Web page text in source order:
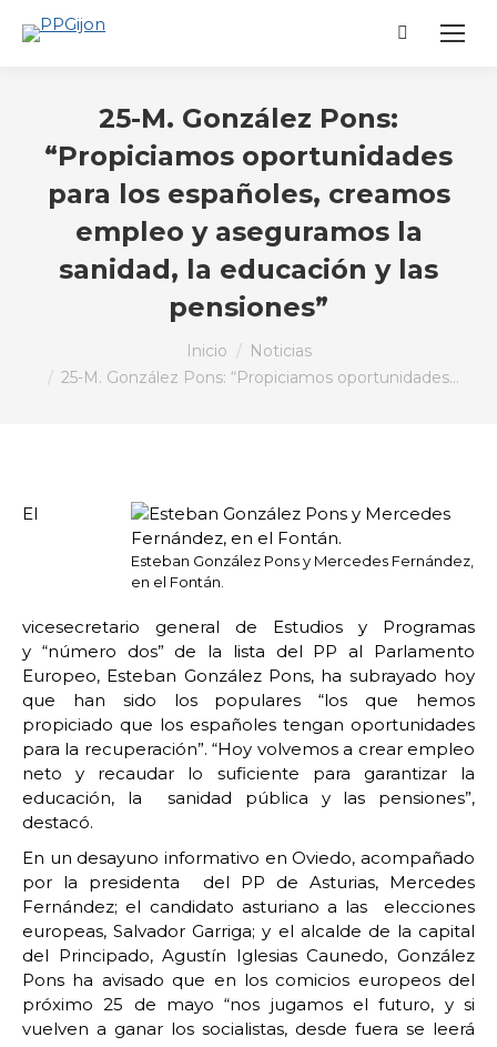
Buscar:
25-M. González Pons:
“Propiciamos oportunidades
para los españoles, creamos
empleo y aseguramos la
sanidad, la educación y las
pensiones”
Inicio
Noticias
25-M. González Pons: “Propiciamos oportunidades…
Esteban González Pons y Mercedes Fernández,
en el Fontán.
El
vicesecretario general de Estudios y Programas
y “número dos” de la lista del PP al Parlamento
Europeo, Esteban González Pons, ha subrayado hoy
que han sido los populares “los que hemos
propiciado que los españoles tengan oportunidades
para la recuperación”. “Hoy volvemos a crear empleo
neto y recaudar lo suficiente para garantizar la
educación, la sanidad pública y las pensiones”,
destacó.
En un desayuno informativo en Oviedo, acompañado
por la presidenta del PP de Asturias, Mercedes
Fernández; el candidato asturiano a las elecciones
europeas, Salvador Garriga; y el alcalde de la capital
del Principado, Agustín Iglesias Caunedo, González
Pons ha avisado que en los comicios europeos del
próximo 25 de mayo “nos jugamos el futuro, y si
vuelven a ganar los socialistas, desde fuera se leerá